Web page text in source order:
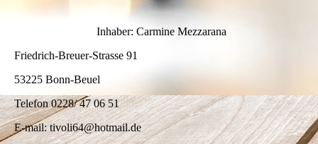
Inhaber: Carmine Mezzarana
Friedrich-Breuer-Strasse 91
53225 Bonn-Beuel
Telefon 0228/ 47 06 51
E-mail: tivoli64@hotmail.de